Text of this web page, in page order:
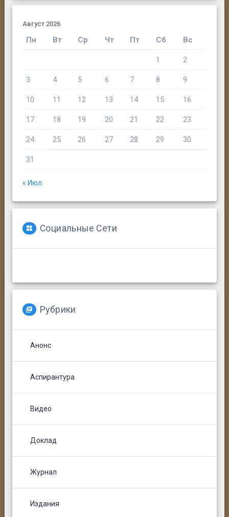
Август 2026
Пн Вт Ср Чт Пт Сб Вс
1 2
3 4 5 6 7 8 9
10 11 12 13 14 15 16
17 18 19 20 21 22 23
24 25 26 27 28 29 30
31
« Июл
Социальные Сети
Рубрики
Анонс
Аспирантура
Видео
Доклад
Журнал
Издания